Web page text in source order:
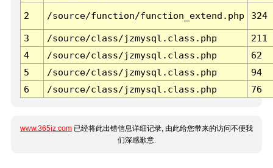
2 /source/function/function_extend.php 324
3 /source/class/jzmysql.class.php
211
4
/source/class/jzmysql.class.php
62
5
/source/class/jzmysql.class.php
94
6
/source/class/jzmysql.class.php 76
www.365jz.com 已经将此出错信息详细记录, 由此给您带来的访问不便我
们深感歉意.